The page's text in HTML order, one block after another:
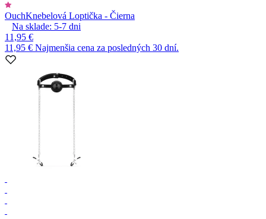
OuchKnebelová Loptička - Čierna
Na sklade: 5-7 dni
11,95 €
11,95 € Najmenšia cena za posledných 30 dní.